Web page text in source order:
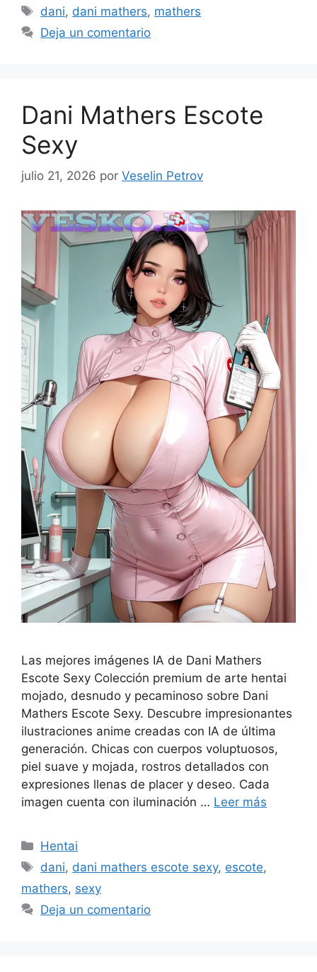
Etiquetas
dani, dani mathers, mathers
Deja un comentario
Dani Mathers Escote
Sexy
julio 21, 2026 por Veselin Petrov
Las mejores imágenes IA de Dani Mathers
Escote Sexy Colección premium de arte hentai
mojado, desnudo y pecaminoso sobre Dani
Mathers Escote Sexy. Descubre impresionantes
ilustraciones anime creadas con IA de última
generación. Chicas con cuerpos voluptuosos,
piel suave y mojada, rostros detallados con
expresiones llenas de placer y deseo. Cada
imagen cuenta con iluminación … Leer más
Categorías
Hentai
Etiquetas
dani, dani mathers escote sexy, escote,
mathers, sexy
Deja un comentario